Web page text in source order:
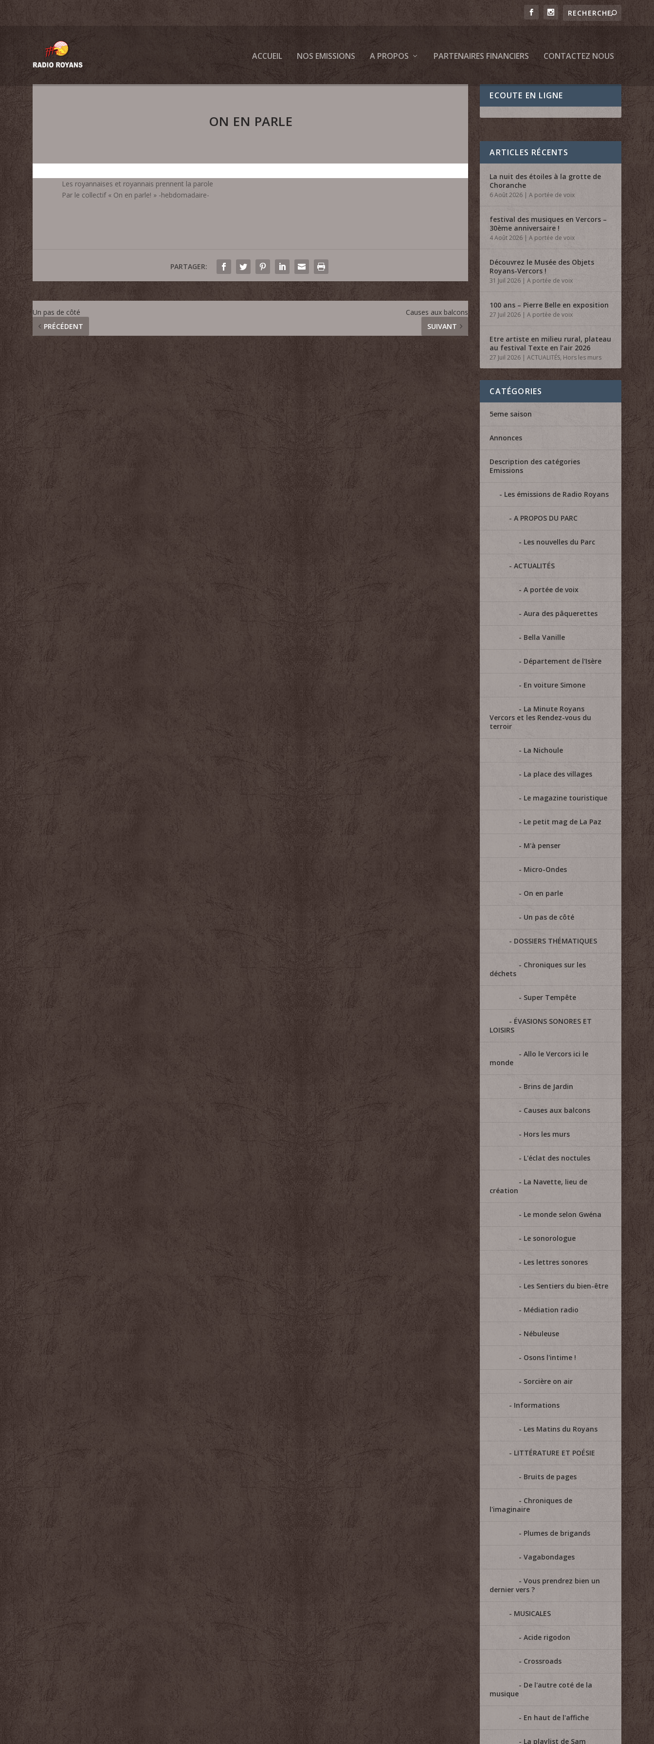
ACCUEIL NOS EMISSIONS A PROPOS PARTENAIRES FINANCIERS CONTACTEZ NOUS
ON EN PARLE
Les royannaises et royannais prennent la parole
Par le collectif « On en parle! » -hebdomadaire-
PARTAGER:
Un pas de côté
PRÉCÉDENT
Causes aux balcons
SUIVANT
ECOUTE EN LIGNE
ARTICLES RÉCENTS
La nuit des étoiles à la grotte de
Choranche
6 Août 2026 |A portée de voix
festival des musiques en Vercors –
30ème anniversaire !
4 Août 2026 |A portée de voix
Découvrez le Musée des Objets
Royans-Vercors !
31 Juil 2026 |A portée de voix
100 ans – Pierre Belle en exposition
27 Juil 2026 |A portée de voix
Etre artiste en milieu rural, plateau
au festival Texte en l’air 2026
27 Juil 2026 |ACTUALITÉS, Hors les murs
CATÉGORIES
5eme saison
Annonces
Description des catégories
Emissions
Les émissions de Radio Royans
A PROPOS DU PARC
Les nouvelles du Parc
ACTUALITÉS
A portée de voix
Aura des pâquerettes
Bella Vanille
Département de l'Isère
En voiture Simone
La Minute Royans
Vercors et les Rendez-vous du
terroir
La Nichoule
La place des villages
Le magazine touristique
Le petit mag de La Paz
M'à penser
Micro-Ondes
On en parle
Un pas de côté
DOSSIERS THÉMATIQUES
Chroniques sur les
déchets
Super Tempête
ÉVASIONS SONORES ET
LOISIRS
Allo le Vercors ici le
monde
Brins de Jardin
Causes aux balcons
Hors les murs
L'éclat des noctules
La Navette, lieu de
création
Le monde selon Gwéna
Le sonorologue
Les lettres sonores
Les Sentiers du bien-être
Médiation radio
Nébuleuse
Osons l'intime !
Sorcière on air
Informations
Les Matins du Royans
LITTÉRATURE ET POÉSIE
Bruits de pages
Chroniques de
l'imaginaire
Plumes de brigands
Vagabondages
Vous prendrez bien un
dernier vers ?
MUSICALES
Acide rigodon
Crossroads
De l'autre coté de la
musique
En haut de l'affiche
La playlist de Sam